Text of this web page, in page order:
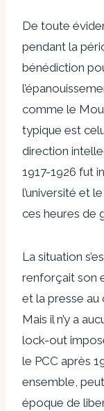
De toute
pendant la
bénédiction
comme le
typique est
direction
1917-1926 fut
l’université et
ces heures de
La situation
renforçait son
et la presse au
Mais il n’y a
lock-out
le PCC après
ensemble,
époque de